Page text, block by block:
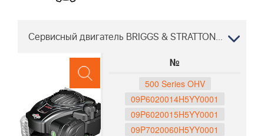
Сервисный двигатель BRIGGS & STRATTON WB 48 SE 966978101, 2009-02 "
№
500 Series OHV
09P6020014H5YY0001
09P6020015H5YY0001
09P7020060H5YY0001